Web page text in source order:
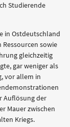
Studierende
in Ostdeutschland
sowie
gleichzeitig
gar weniger als
vor allem in
Auflösung der
Mauer zwischen
Kriegs.